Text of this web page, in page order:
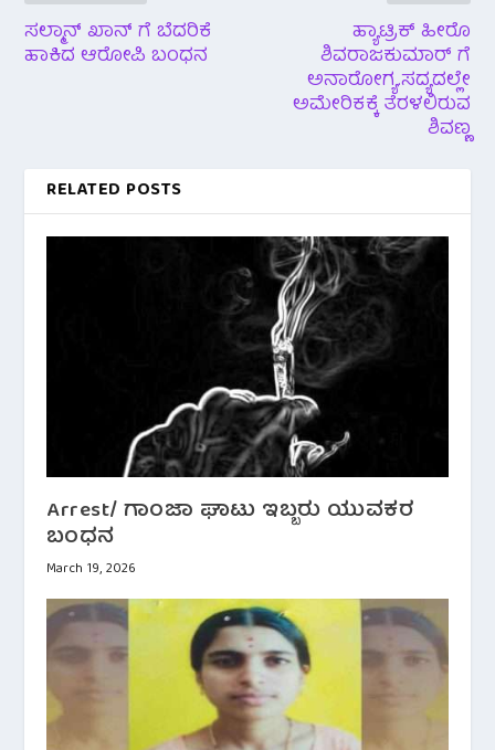
ಸಲ್ಮಾನ್ ಖಾನ್ ಗೆ ಬೆದರಿಕೆ
ಹಾಕಿದ ಆರೋಪಿ ಬಂಧನ
ಹ್ಯಾಟ್ರಿಕ್ ಹೀರೊ
ಶಿವರಾಜಕುಮಾರ್ ಗೆ
ಅನಾರೋಗ್ಯ.ಸದ್ಯದಲ್ಲೇ
ಅಮೇರಿಕಕ್ಕೆ ತೆರಳಲಿರುವ
ಶಿವಣ್ಣ
RELATED POSTS
Arrest/ ಗಾಂಜಾ ಘಾಟು ಇಬ್ಬರು ಯುವಕರ
ಬಂಧನ
March 19, 2026